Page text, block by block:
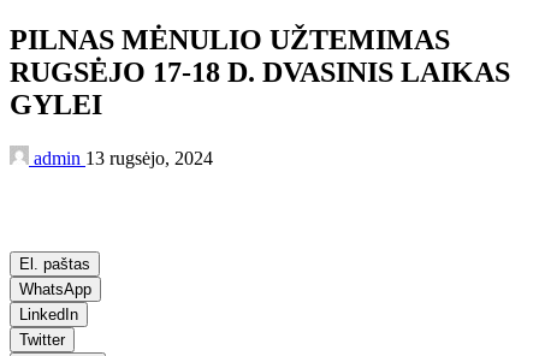
PILNAS MĖNULIO UŽTEMIMAS
RUGSĖJO 17-18 D. DVASINIS LAIKAS
GYLEI
admin 13 rugsėjo, 2024
El. paštas
WhatsApp
LinkedIn
Twitter